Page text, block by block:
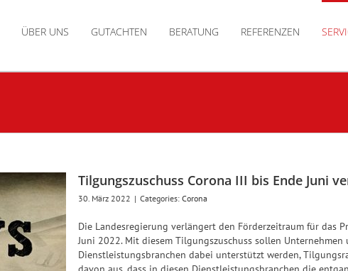
ÜBER UNS GUTACHTEN BERATUNG REFERENZEN
Tilgungszuschuss Corona III bis Ende Juni
30. März 2022 | Categories: Corona
Die Landesregierung verlängert den Förderzeitraum für das
Juni 2022. Mit diesem Tilgungszuschuss sollen
Dienstleistungsbranchen dabei unterstützt werden,